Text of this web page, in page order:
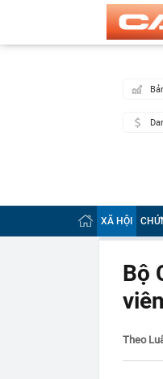
XÃ HỘI
Bộ
Theo